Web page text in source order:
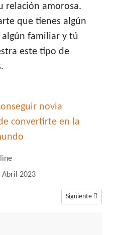
relación amorosa.
que tienes algún
familiar y tú
este tipo de
novia
convertirte en la
Abril 2023
un sueño que te cuenta sobre tus
Artículo siguiente:
Siguiente